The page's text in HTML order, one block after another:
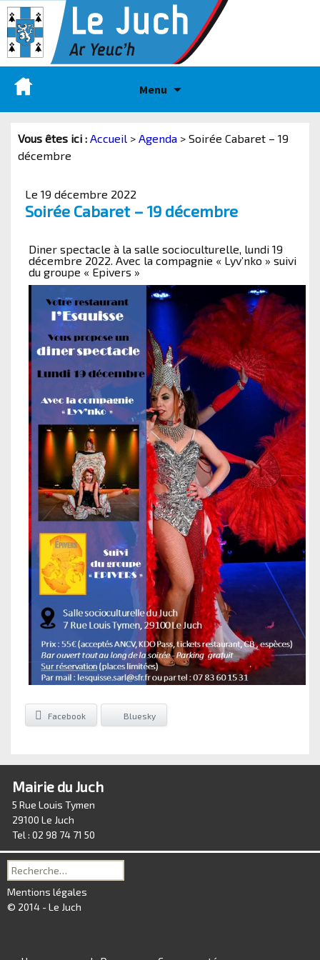
Menu
Vous êtes ici : Accueil > Agenda > Soirée Cabaret – 19
décembre
Le 19 décembre 2022
Soirée Cabaret – 19 décembre
Diner spectacle à la salle socioculturelle, lundi 19
décembre 2022. Avec la compagnie « Lyv’nko » suivi
du groupe « Epivers »
Facebook Bluesky
Mairie du Juch
5 Rue Louis Tymen
29100 Le Juch
Tel : 02 98 74 71 50
Recherche
pour :
Mentions légales
© 2014 - Le Juch